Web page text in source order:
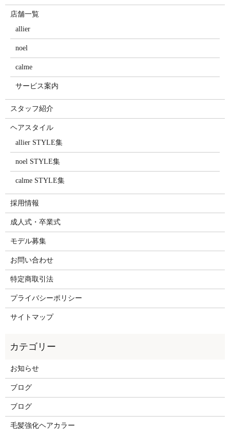
店舗一覧
allier
noel
calme
サービス案内
スタッフ紹介
ヘアスタイル
allier STYLE集
noel STYLE集
calme STYLE集
採用情報
成人式・卒業式
モデル募集
お問い合わせ
特定商取引法
プライバシーポリシー
サイトマップ
お知らせ
ブログ
ブログ
毛髪強化ヘアカラー